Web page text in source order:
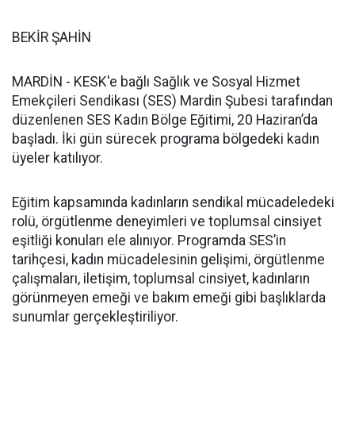
BEKİR ŞAHİN
MARDİN - KESK'e bağlı Sağlık ve Sosyal Hizmet
Emekçileri Sendikası (SES) Mardin Şubesi tarafından
düzenlenen SES Kadın Bölge Eğitimi, 20 Haziran’da
başladı. İki gün sürecek programa bölgedeki kadın
üyeler katılıyor.
Eğitim kapsamında kadınların sendikal mücadeledeki
rolü, örgütlenme deneyimleri ve toplumsal cinsiyet
eşitliği konuları ele alınıyor. Programda SES’in
tarihçesi, kadın mücadelesinin gelişimi, örgütlenme
çalışmaları, iletişim, toplumsal cinsiyet, kadınların
görünmeyen emeği ve bakım emeği gibi başlıklarda
sunumlar gerçekleştiriliyor.